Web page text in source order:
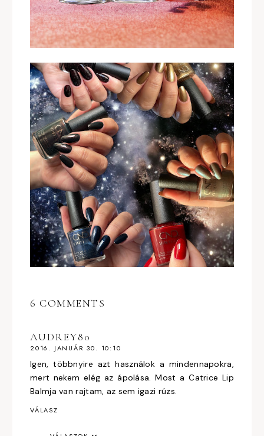
6 COMMENTS
AUDREY80
2016. JANUÁR 30. 10:10
Igen, többnyire azt használok a mindennapokra,
mert nekem elég az ápolása. Most a Catrice Lip
Balmja van rajtam, az sem igazi rúzs.
VÁLASZ